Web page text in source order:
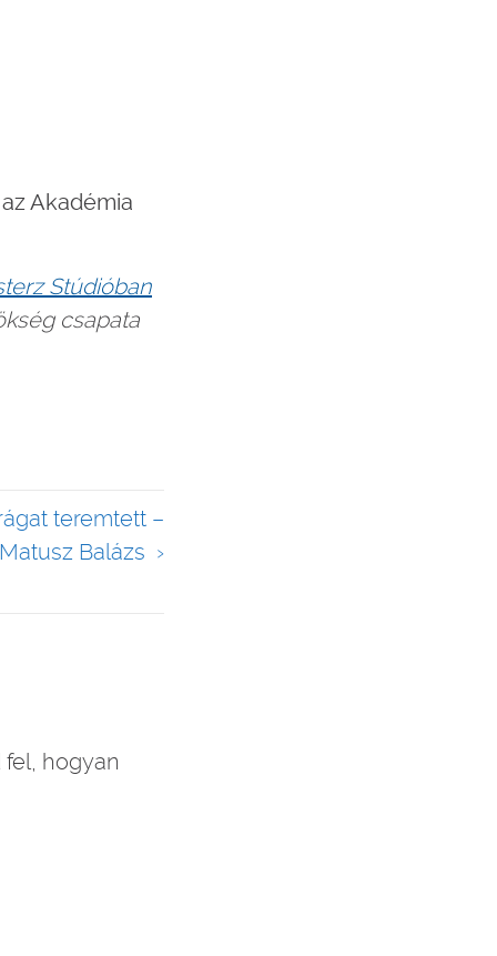
Akadémia
Stúdióban
csapata
teremtett –
Matusz Balázs
hogyan